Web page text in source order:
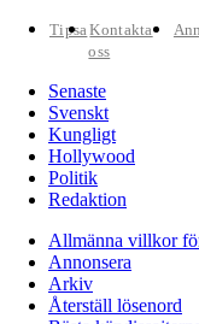
TipsaKontakta
oss
Senaste
Svenskt
Kungligt
Hollywood
Politik
Redaktion
Allmänna villkor
Annonsera
Arkiv
Återställ lösenord